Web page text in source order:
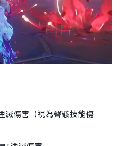
滅傷害（視為聲骸技能傷